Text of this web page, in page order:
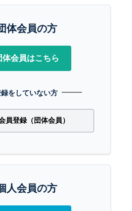
体会員の方
体会員はこちら
をしていない方
員登録（団体会員）
人会員の方